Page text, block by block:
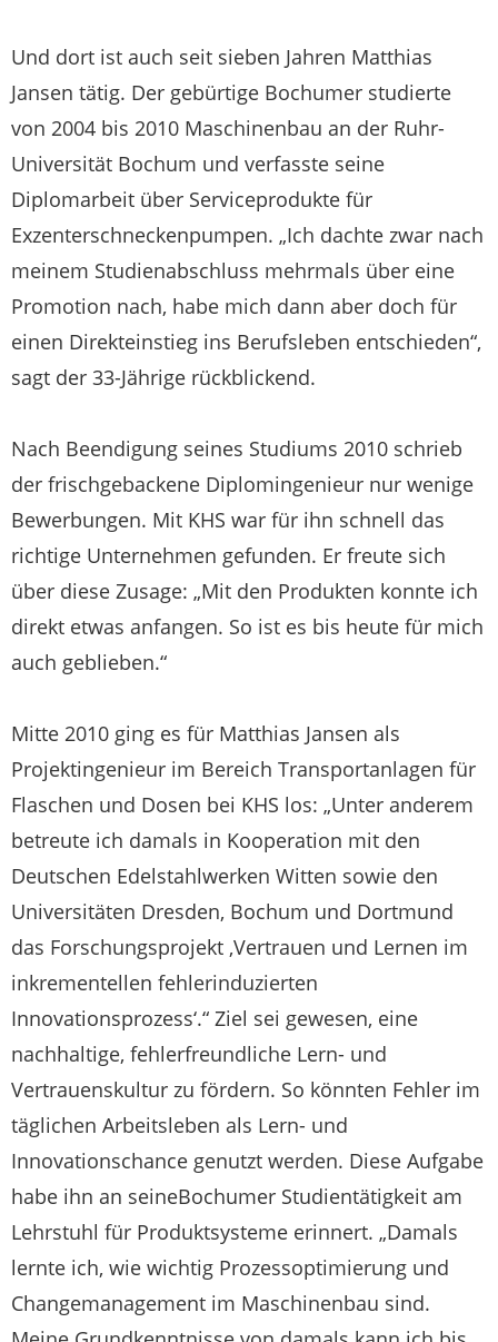
Und dort ist auch seit sieben Jahren Matthias
Jansen tätig. Der gebürtige Bochumer studierte
von 2004 bis 2010 Maschinenbau an der Ruhr-
Universität Bochum und verfasste seine
Diplomarbeit über Serviceprodukte für
Exzenterschneckenpumpen. „Ich dachte zwar nach
meinem Studienabschluss mehrmals über eine
Promotion nach, habe mich dann aber doch für
einen Direkteinstieg ins Berufsleben entschieden“,
sagt der 33-Jährige rückblickend.
Nach Beendigung seines Studiums 2010 schrieb
der frischgebackene Diplomingenieur nur wenige
Bewerbungen. Mit KHS war für ihn schnell das
richtige Unternehmen gefunden. Er freute sich
über diese Zusage: „Mit den Produkten konnte ich
direkt etwas anfangen. So ist es bis heute für mich
auch geblieben.“
Mitte 2010 ging es für Matthias Jansen als
Projektingenieur im Bereich Transportanlagen für
Flaschen und Dosen bei KHS los: „Unter anderem
betreute ich damals in Kooperation mit den
Deutschen Edelstahlwerken Witten sowie den
Universitäten Dresden, Bochum und Dortmund
das Forschungsprojekt ‚Vertrauen und Lernen im
inkrementellen fehlerinduzierten
Innovationsprozess‘.“ Ziel sei gewesen, eine
nachhaltige, fehlerfreundliche Lern- und
Vertrauenskultur zu fördern. So könnten Fehler im
täglichen Arbeitsleben als Lern- und
Innovationschance genutzt werden. Diese Aufgabe
habe ihn an seineBochumer Studientätigkeit am
Lehrstuhl für Produktsysteme erinnert. „Damals
lernte ich, wie wichtig Prozessoptimierung und
Changemanagement im Maschinenbau sind.